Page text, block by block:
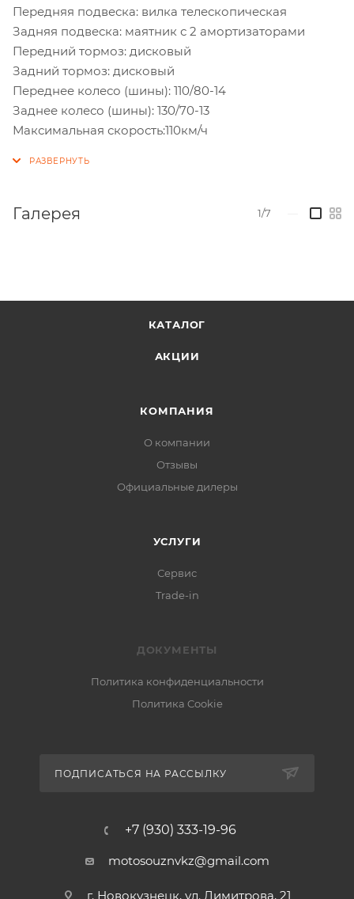
Передняя подвеска: вилка телескопическая
Задняя подвеска: маятник с 2 амортизаторами
Передний тормоз: дисковый
Задний тормоз: дисковый
Переднее колесо (шины): 110/80-14
Заднее колесо (шины): 130/70-13
Максимальная скорость:110км/ч
Галерея 1/7
КАТАЛОГ
АКЦИИ
КОМПАНИЯ
О компании
Отзывы
Официальные дилеры
УСЛУГИ
Сервис
Trade-in
ДОКУМЕНТЫ
Политика конфиденциальности
Политика Cookie
ПОДПИСАТЬСЯ НА РАССЫЛКУ
+7 (930) 333-19-96
motosouznvkz@gmail.com
г. Новокузнецк, ул. Димитрова, 21